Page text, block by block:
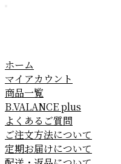
ホーム
マイアカウント
商品一覧
B.VALANCE plus
よくあるご質問
ご注文方法について
定期お届けについて